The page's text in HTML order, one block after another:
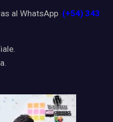
al WhatsApp (+54) 343